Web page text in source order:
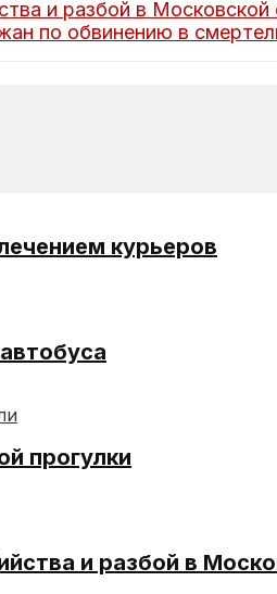
и разбой в Московской
по обвинению в
курьеров
прогулки
и разбой в